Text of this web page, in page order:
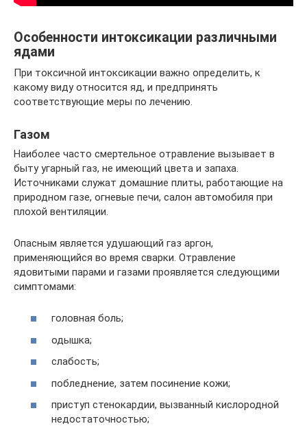
Особенности интоксикации различными
ядами
При токсичной интоксикации важно определить, к
какому виду относится яд, и предпринять
соответствующие меры по лечению.
Газом
Наиболее часто смертельное отравление вызывает в
быту угарный газ, не имеющий цвета и запаха.
Источниками служат домашние плиты, работающие на
природном газе, огневые печи, салон автомобиля при
плохой вентиляции.
Опасным является удушающий газ аргон,
применяющийся во время сварки. Отравление
ядовитыми парами и газами проявляется следующими
симптомами:
головная боль;
одышка;
слабость;
побледнение, затем посинение кожи;
приступ стенокардии, вызванный кислородной
недостаточностью;